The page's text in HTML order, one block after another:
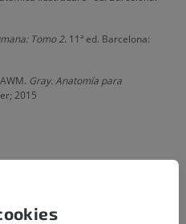
Tomo 2. 11ª ed. Barcelona:
Gray. Anatomía para
2015